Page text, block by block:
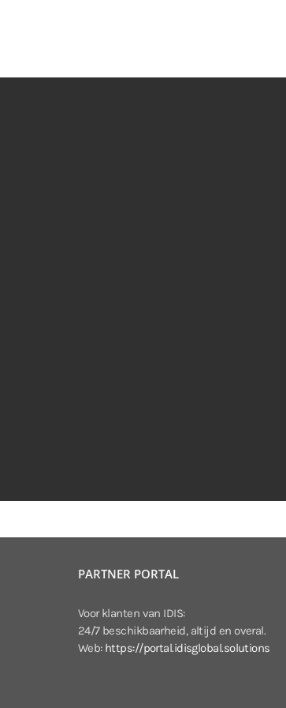
PARTNER PORTAL
Voor klanten van IDIS:
24/7 beschikbaarheid, altijd en overal.
Web: https://portal.idisglobal.solutions